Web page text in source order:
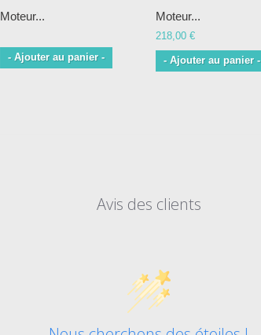
Moteur...
- Ajouter au panier -
Moteur...
218,00 €
- Ajouter au panier -
Avis des clients